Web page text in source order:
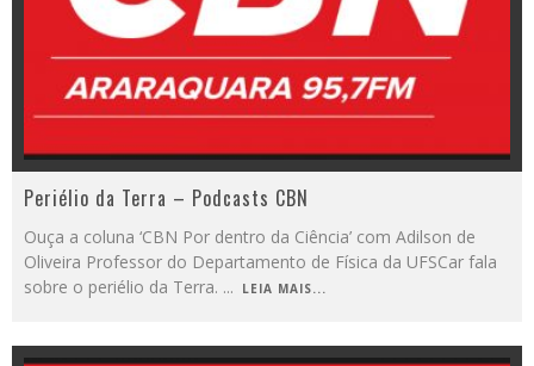
Periélio da Terra – Podcasts CBN
Ouça a coluna ‘CBN Por dentro da Ciência’ com Adilson de
Oliveira Professor do Departamento de Física da UFSCar fala
sobre o periélio da Terra. ... LEIA MAIS...